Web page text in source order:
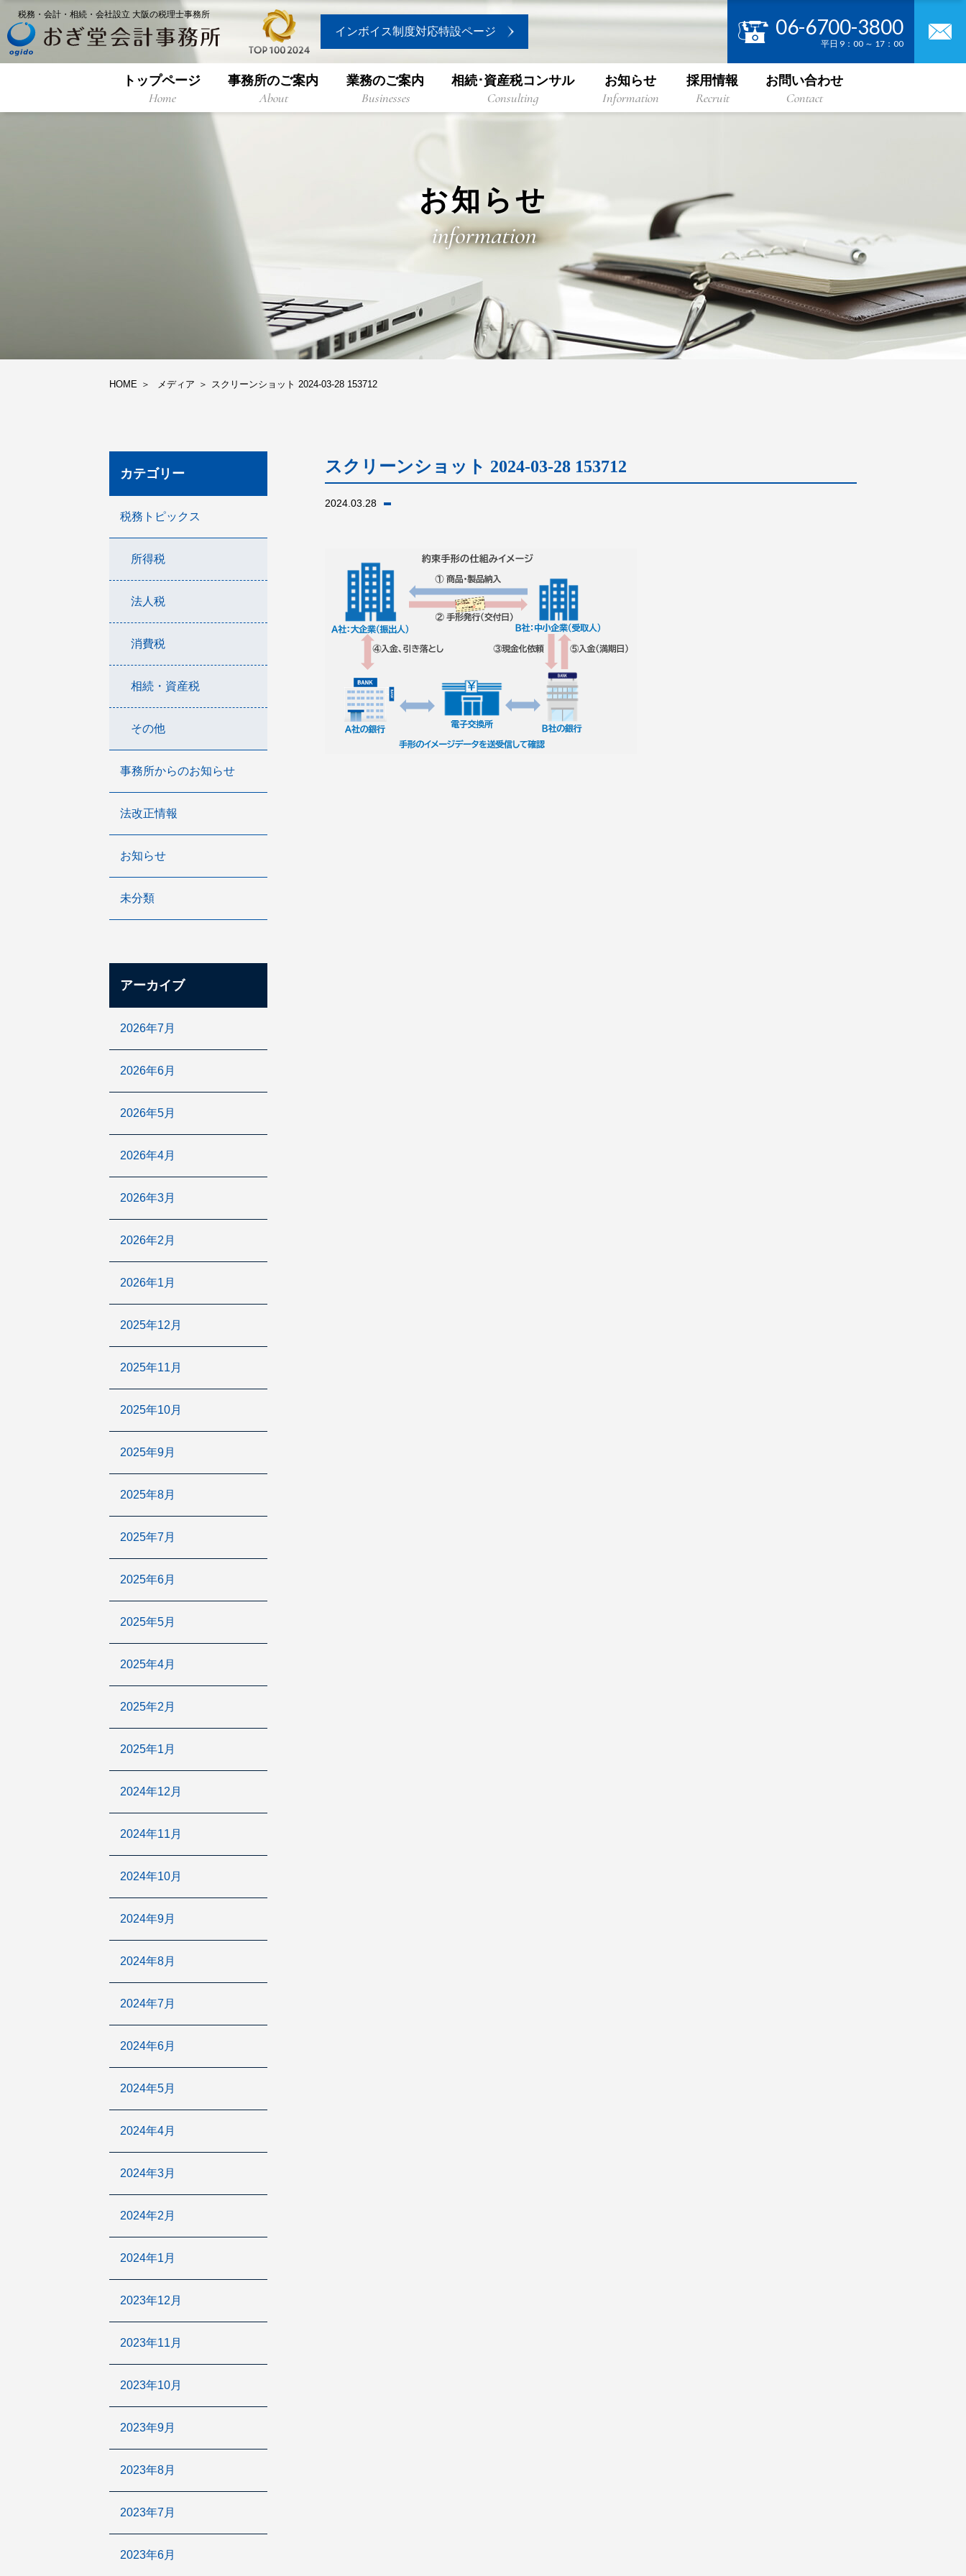
税務・会計・相続・会社設立 大阪の税理士事務所
インボイス制度対応特設ページ 06-6700-3800
平日 9：00 ～ 17：00
トップページ
Home
事務所のご案内
About
業務のご案内
Businesses
相続･資産税コンサル
Consulting
お知らせ
Information
採用情報
Recruit
お問い合わせ
Contact
お知らせ
information
HOME メディア スクリーンショット 2024-03-28 153712
スクリーンショット 2024-03-28 153712
2024.03.28
カテゴリー
税務トピックス
所得税
法人税
消費税
相続・資産税
その他
事務所からのお知らせ
法改正情報
お知らせ
未分類
アーカイブ
2026年7月
2026年6月
2026年5月
2026年4月
2026年3月
2026年2月
2026年1月
2025年12月
2025年11月
2025年10月
2025年9月
2025年8月
2025年7月
2025年6月
2025年5月
2025年4月
2025年2月
2025年1月
2024年12月
2024年11月
2024年10月
2024年9月
2024年8月
2024年7月
2024年6月
2024年5月
2024年4月
2024年3月
2024年2月
2024年1月
2023年12月
2023年11月
2023年10月
2023年9月
2023年8月
2023年7月
2023年6月